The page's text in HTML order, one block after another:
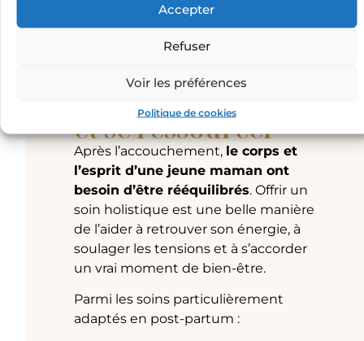
Accepter
Refuser
Voir les préférences
Politique de cookies
Un soin holistique
pour se recentrer
et se ressourcer
Après l’accouchement, le corps et
l’esprit d’une jeune maman ont
besoin d’être rééquilibrés. Offrir un
soin holistique est une belle manière
de l’aider à retrouver son énergie, à
soulager les tensions et à s’accorder
un vrai moment de bien-être.
Parmi les soins particulièrement
adaptés en post-partum :